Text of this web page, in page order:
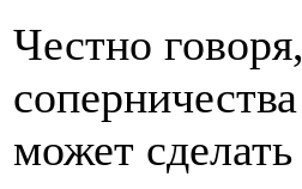
Честно
может